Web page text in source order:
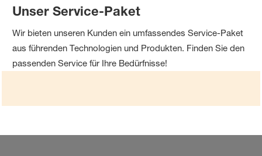
Unser Service-Paket
Wir bieten unseren Kunden ein umfassendes Service-Paket
aus führenden Technologien und Produkten. Finden Sie den
passenden Service für Ihre Bedürfnisse!